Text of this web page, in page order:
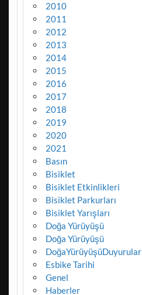
2010
2011
2012
2013
2014
2015
2016
2017
2018
2019
2020
2021
Basın
Bisiklet
Bisiklet Etkinlikleri
Bisiklet Parkurları
Bisiklet Yarışları
Doğa Yürüyüşü
Doğa Yürüyüşü
DoğaYürüyüşüDuyurular
Esbike Tarihi
Genel
Haberler